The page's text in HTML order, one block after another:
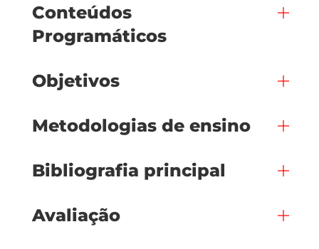
Conteúdos
Programáticos
Objetivos
Metodologias de ensino
Bibliografia principal
Avaliação